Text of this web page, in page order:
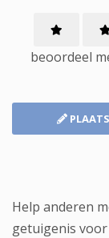
beoordeel
Help anderen
getuigenis